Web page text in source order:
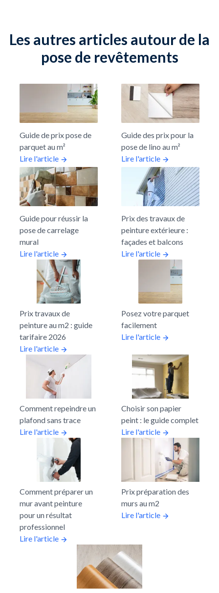
Les autres articles autour de la
pose de revêtements
Guide de prix pose de
parquet au m²
Lire l'article
Guide des prix pour la
pose de lino au m²
Lire l'article
Guide pour réussir la
pose de carrelage
mural
Lire l'article
Prix des travaux de
peinture extérieure :
façades et balcons
Lire l'article
Prix travaux de
peinture au m2 : guide
tarifaire 2026
Lire l'article
Posez votre parquet
facilement
Lire l'article
Comment repeindre un
plafond sans trace
Lire l'article
Choisir son papier
peint : le guide complet
Lire l'article
Comment préparer un
mur avant peinture
pour un résultat
professionnel
Lire l'article
Prix préparation des
murs au m2
Lire l'article